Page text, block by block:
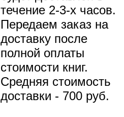
течение 2-3-х часов.
Передаем заказ на
доставку после
полной оплаты
стоимости книг.
Средняя стоимость
доставки - 700 руб.